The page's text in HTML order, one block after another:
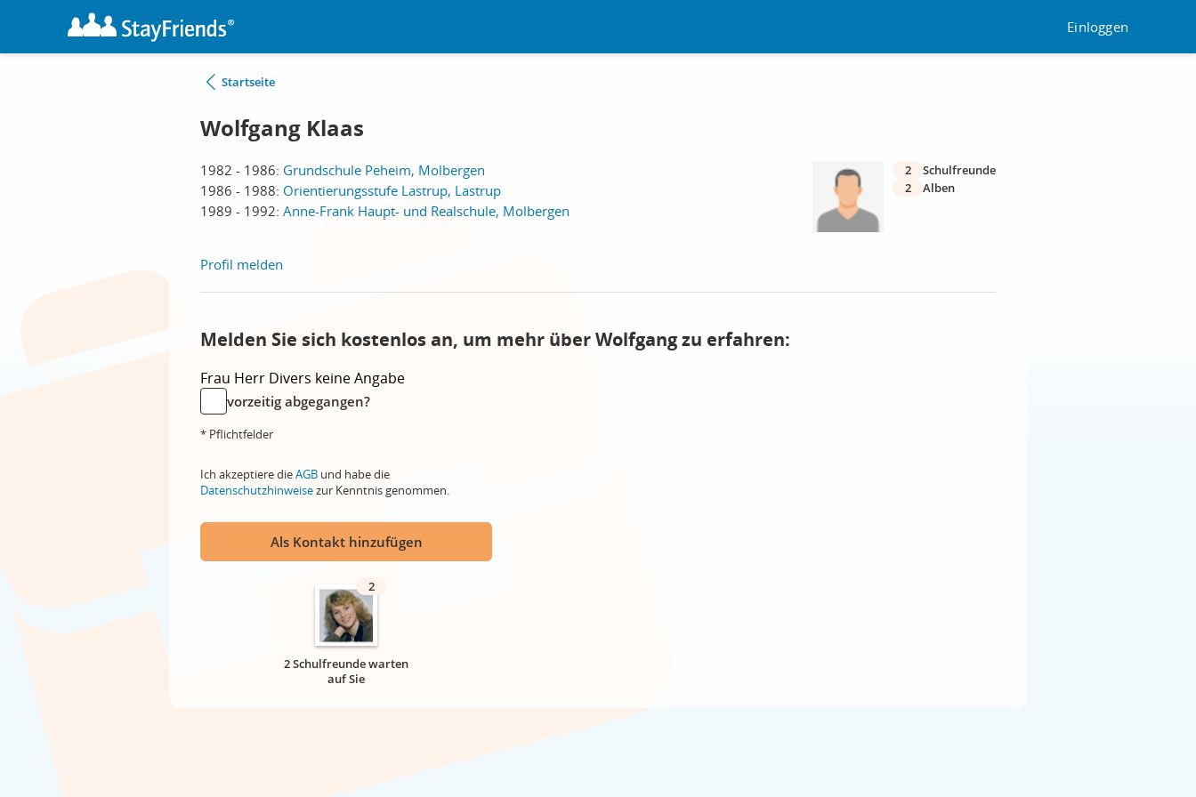
Einloggen
Startseite
Wolfgang Klaas
1982 - 1986: Grundschule Peheim, Molbergen
1986 - 1988: Orientierungsstufe Lastrup, Lastrup
1989 - 1992: Anne-Frank Haupt- und Realschule, Molbergen
2
Schulfreunde
2
Alben
Profil melden
Melden Sie sich kostenlos an, um mehr über Wolfgang zu erfahren:
Frau Herr Divers keine Angabe
vorzeitig abgegangen?
* Pflichtfelder
Ich akzeptiere dieAGB und habe die
Datenschutzhinweisezur Kenntnis genommen.
Als Kontakt hinzufügen
2
2 Schulfreunde warten
auf Sie